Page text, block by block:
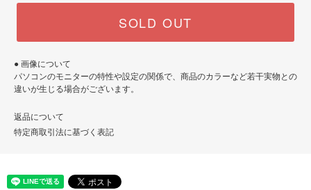
SOLD OUT
● 画像について
パソコンのモニターの特性や設定の関係で、商品のカラーなど若干実物との
違いが生じる場合がございます。
返品について
特定商取引法に基づく表記